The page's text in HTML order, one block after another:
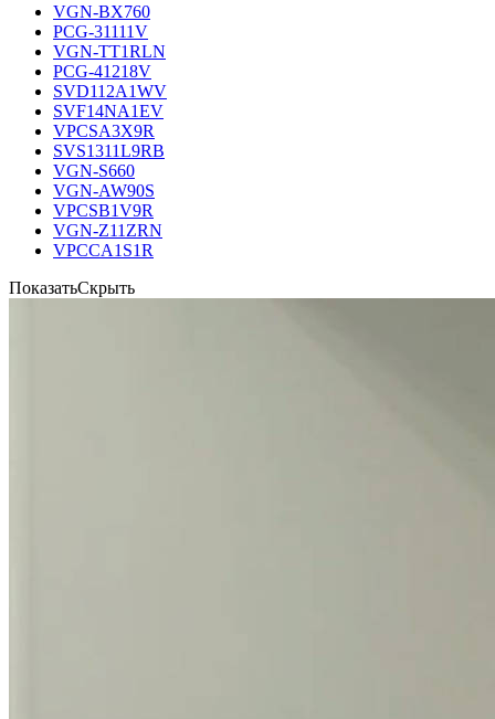
VGN-BX760
PCG-31111V
VGN-TT1RLN
PCG-41218V
SVD112A1WV
SVF14NA1EV
VPCSA3X9R
SVS1311L9RB
VGN-S660
VGN-AW90S
VPCSB1V9R
VGN-Z11ZRN
VPCCA1S1R
ПоказатьСкрыть